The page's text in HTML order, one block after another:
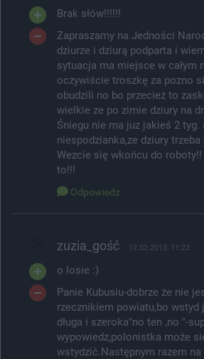
Brak słów!!!!!!
Zapraszamy na Jedności
dziurze i dziurą podparta i
sytuacja ma miejsce w całym
oczywiście troszkę za pozno
obudzili no bo przecież to
wielkie ze po zimie dziury na
Śniegu nie ma juz jakieś 2 tyg.
niespodzianka,ze dziury trzeba
Wezcie się wkońcu do roboty!!
to!!!
Odpowiedz
zuzia_gość 12.02.2013, 11:23
o losie :)
Panie Kubusiu-dobrze że nie
rzecznikiem powiatu,bo wstyd
długa i szeroka"no ten ,no "-
wypowiedz,polonistka może
wstydzić.Następnym razem